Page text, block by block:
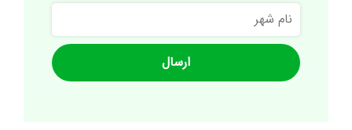
نام
شهر